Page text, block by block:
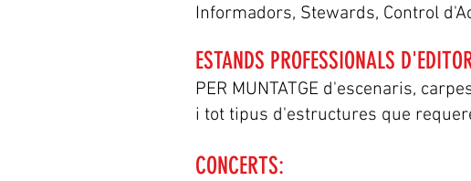
Informadors, Stewards, Control
ESTANDS PROFESSIONALS
PER MUNTATGE d'escenaris,
i tot tipus d'estructures que
CONCERTS: